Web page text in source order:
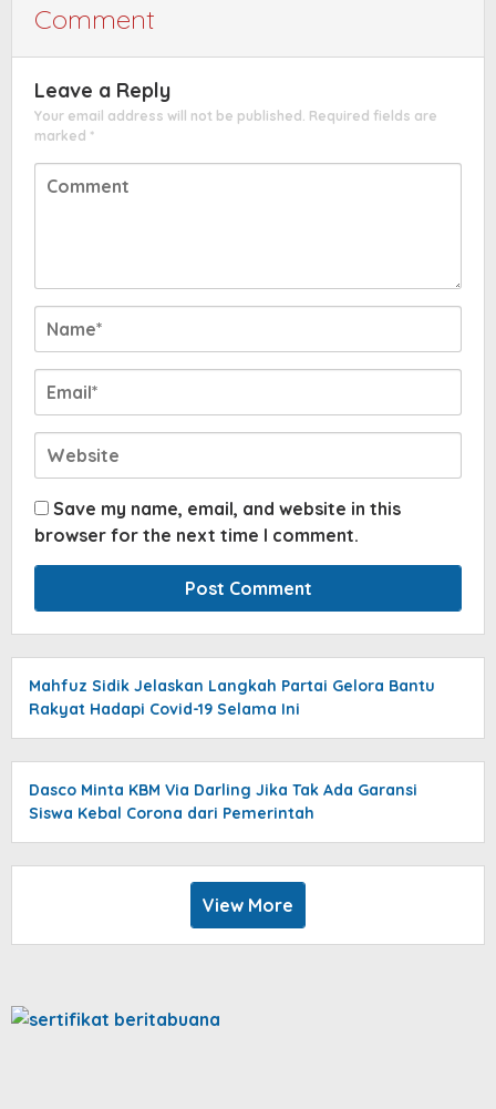
Comment
Leave a Reply
Your email address will not be published. Required fields are
marked *
Save my name, email, and website in this
browser for the next time I comment.
Mahfuz Sidik Jelaskan Langkah Partai Gelora Bantu
Rakyat Hadapi Covid-19 Selama Ini
Dasco Minta KBM Via Darling Jika Tak Ada Garansi
Siswa Kebal Corona dari Pemerintah
View More